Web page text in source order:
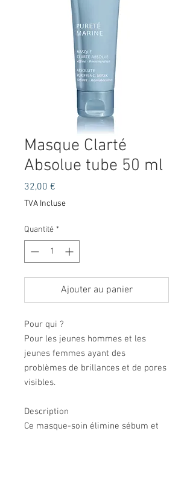
Masque Clarté
Absolue tube 50 ml
32,00 €
TVA Incluse
Quantité *
Ajouter au panier
Pour qui ?
Pour les jeunes hommes et les
jeunes femmes ayant des
problèmes de brillances et de pores
visibles.
Description
Ce masque-soin élimine sébum et